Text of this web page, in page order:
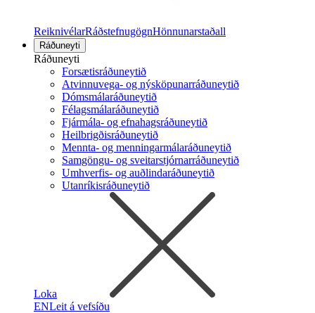
ReiknivélarRáðstefnugögnHönnunarstaðall
Ráðuneyti
Ráðuneyti
Forsætisráðuneytið
Atvinnuvega- og nýsköpunarráðuneytið
Dómsmálaráðuneytið
Félagsmálaráðuneytið
Fjármála- og efnahagsráðuneytið
Heilbrigðisráðuneytið
Mennta- og menningarmálaráðuneytið
Samgöngu- og sveitarstjórnarráðuneytið
Umhverfis- og auðlindaráðuneytið
Utanríkisráðuneytið
Loka
ENLeit á vefsíðu